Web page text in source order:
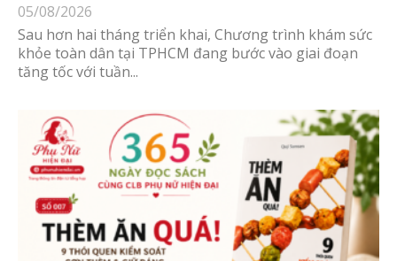
05/08/2026
Sau hơn hai tháng triển khai, Chương trình khám sức
khỏe toàn dân tại TPHCM đang bước vào giai đoạn
tăng tốc với tuần...